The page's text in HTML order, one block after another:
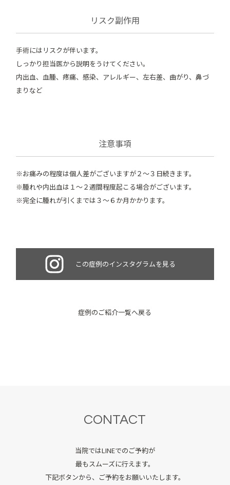
リスク副作用
手術にはリスクが伴います。
しっかり担当医から説明をうけてください。
内出血、血腫、疼痛、感染、アレルギー、左右差、曲がり、鼻づ
まりなど
注意事項
※お痛みの程度は個人差がございますが２～３日続きます。
※腫れや内出血は１～２週間程度起こる場合がございます。
※完全に腫れが引くまでは３～６か月かかります。
この症例のインスタグラムを見る
症例のご紹介一覧へ戻る
CONTACT
当院ではLINEでのご予約が
最もスムーズに行えます。
下記ボタンから、ご予約をお願いいたします。